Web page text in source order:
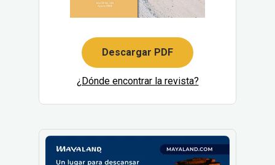
Descargar PDF
¿Dónde encontrar la revista?